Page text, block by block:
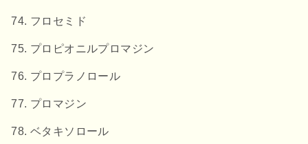
フロセミド
プロピオニルプロマジン
プロプラノロール
プロマジン
ベタキソロール